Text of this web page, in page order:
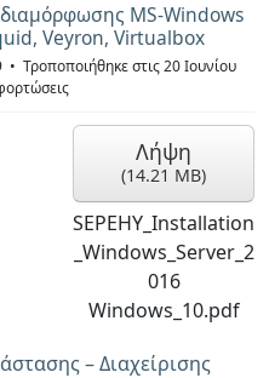
MS-Windows
Veyron, Virtualbox
Τροποποιήθηκε στις 20 Ιουνίου
Λήψη
(14.21 MB)
SEPEHY_Installation
_Windows_Server_2
016
Windows_10.pdf
– Διαχείρισης